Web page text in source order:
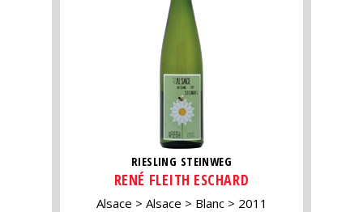
RIESLING STEINWEG
RENÉ FLEITH ESCHARD
Alsace Alsace Blanc 2011